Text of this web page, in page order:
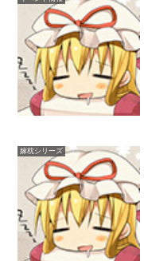
嫁枕シリーズ